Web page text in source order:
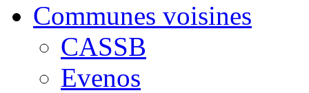
Communes voisines
CASSB
Evenos